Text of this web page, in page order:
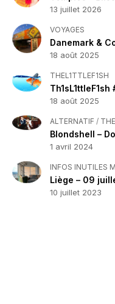
13 juillet 2026
VOYAGES
Danemark &
18 août 2025
THEL1TTLEF1SH
Th1sL1ttleF1sh
18 août 2025
ALTERNATIF /
Blondshell –
1 avril 2024
INFOS INUTILES
Liège – 09
10 juillet 2023